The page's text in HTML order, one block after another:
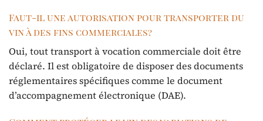
Faut-il une autorisation pour transporter du
vin à des fins commerciales?
Oui, tout transport à vocation commerciale doit être
déclaré. Il est obligatoire de disposer des documents
réglementaires spécifiques comme le document
d’accompagnement électronique (DAE).